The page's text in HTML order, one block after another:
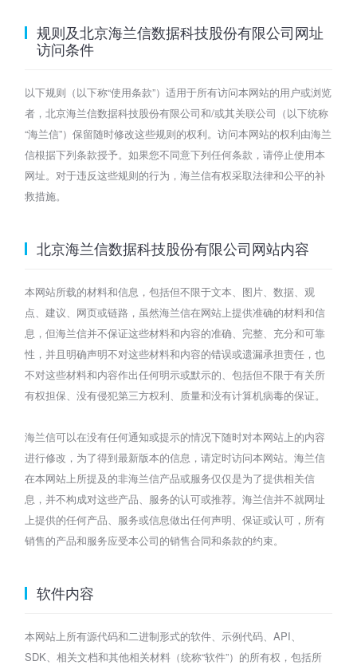
规则及北京海兰信数据科技股份有限公司网址
访问条件
以下规则（以下称“使用条款”）适用于所有访问本网站的用户或浏览
者，北京海兰信数据科技股份有限公司和/或其关联公司（以下统称
“海兰信”）保留随时修改这些规则的权利。访问本网站的权利由海兰
信根据下列条款授予。如果您不同意下列任何条款，请停止使用本
网址。对于违反这些规则的行为，海兰信有权采取法律和公平的补
救措施。
北京海兰信数据科技股份有限公司网站内容
本网站所载的材料和信息，包括但不限于文本、图片、数据、观
点、建议、网页或链路，虽然海兰信在网站上提供准确的材料和信
息，但海兰信并不保证这些材料和内容的准确、完整、充分和可靠
性，并且明确声明不对这些材料和内容的错误或遗漏承担责任，也
不对这些材料和内容作出任何明示或默示的、包括但不限于有关所
有权担保、没有侵犯第三方权利、质量和没有计算机病毒的保证。
海兰信可以在没有任何通知或提示的情况下随时对本网站上的内容
进行修改，为了得到最新版本的信息，请定时访问本网站。海兰信
在本网站上所提及的非海兰信产品或服务仅仅是为了提供相关信
息，并不构成对这些产品、服务的认可或推荐。海兰信并不就网址
上提供的任何产品、服务或信息做出任何声明、保证或认可，所有
销售的产品和服务应受本公司的销售合同和条款的约束。
软件内容
本网站上所有源代码和二进制形式的软件、示例代码、API、
SDK、相关文档和其他相关材料（统称“软件”）的所有权，包括所